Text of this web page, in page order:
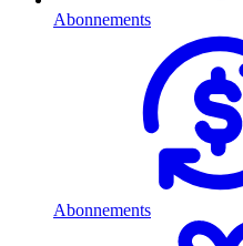
Abonnements
Abonnements